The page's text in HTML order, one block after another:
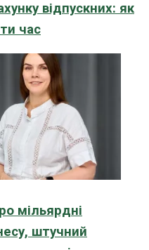
відпускних: як
час
мільярдні
штучний